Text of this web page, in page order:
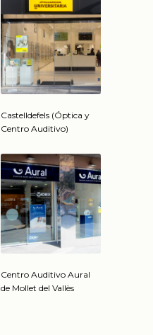
Castelldefels (Óptica y
Centro Auditivo)
Centro Auditivo Aural
de Mollet del Vallès